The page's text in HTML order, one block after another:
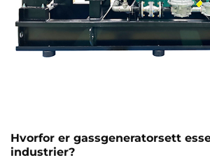
Hvorfor er gassgeneratorsett
industrier?